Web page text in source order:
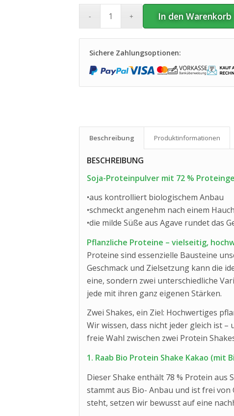
In den Warenkorb
Sichere Zahlungsoptionen:
Beschreibung Produkt­informationen
BESCHREIBUNG
Soja-Proteinpulver mit 72 %
•aus kontrolliert biologischem Anbau
•schmeckt angenehm nach einem
•die milde Süße aus Agave rundet das
Pflanzliche Proteine – vielseitig,
Proteine sind essenzielle Bausteine
Geschmack und Zielsetzung kann die
eine, sondern zwei unterschiedliche
jede mit ihren ganz eigenen Stärken.
Zwei Shakes, ein Ziel: Hochwertiges
Wir wissen, dass nicht jeder gleich ist –
freie Wahl zwischen zwei Protein
1. Raab Bio Protein Shake Kakao
Dieser Shake enthält 78 % Protein aus
stammt aus Bio- Anbau und ist frei
steht, setzen wir bewusst auf eine